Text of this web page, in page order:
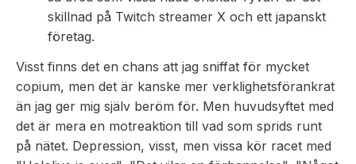
skillnad på Twitch streamer X och ett japanskt
företag.
Visst finns det en chans att jag sniffat för mycket
copium, men det är kanske mer verklighetsförankrat
än jag ger mig själv beröm för. Men huvudsyftet med
det är mera en motreaktion till vad som sprids runt
på nätet. Depression, visst, men vissa kör racet med